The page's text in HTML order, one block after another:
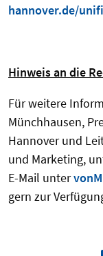
hannover.de/
Hinweis an die
Für weitere
Münchhausen,
Hannover und
und Marketing,
E-Mail unter
gern zur